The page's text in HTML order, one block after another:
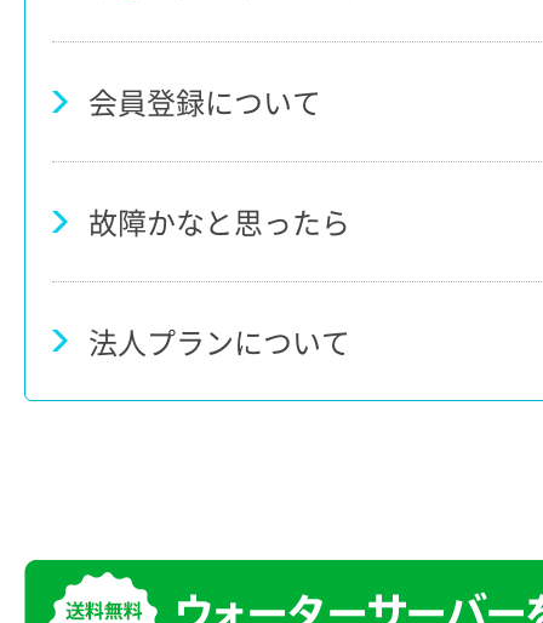
会員登録について
故障かなと思ったら
法人プランについて